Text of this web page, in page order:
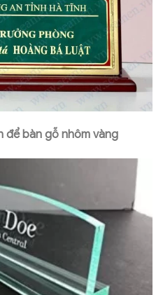
để bàn gỗ nhôm vàng